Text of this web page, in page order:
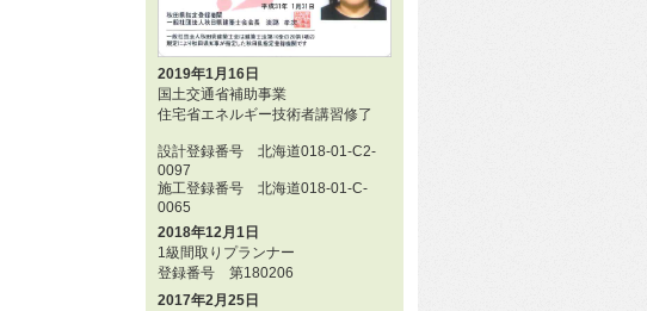
2019年1月16日
国土交通省補助事業
住宅省エネルギー技術者講習修了
設計登録番号 北海道018-01-C2-
0097
施工登録番号 北海道018-01-C-
0065
2018年12月1日
1級間取りプランナー
登録番号 第180206
2017年2月25日